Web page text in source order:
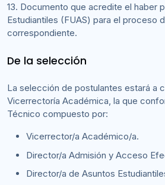
13. Documento que acredite el haber
Estudiantiles (FUAS) para el proceso
correspondiente.
De la selección
La selección de postulantes estará a
Vicerrectoría Académica, la que
Técnico compuesto por:
Vicerrector/a Académico/a.
Director/a Admisión y Acceso
Director/a de Asuntos